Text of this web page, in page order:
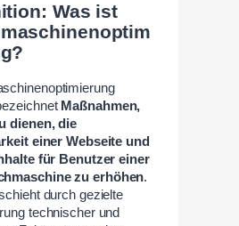
Was ist
Maßnahmen,
dienen, die
einer Webseite und
für Benutzer einer
zu erhöhen.
durch gezielte
technischer und